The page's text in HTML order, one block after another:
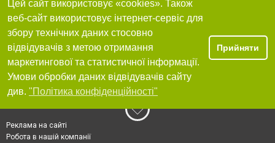
Цей сайт використовує «cookies». Також
веб-сайт використовує інтернет-сервіс для
збору технічних даних стосовно
відвідувачів з метою отримання
маркетингової та статистичної інформації.
Умови обробки даних відвідувачів сайту
див. "Політика конфіденційності"
Прийняти
Реклама на сайті
Робота в нашій компанії